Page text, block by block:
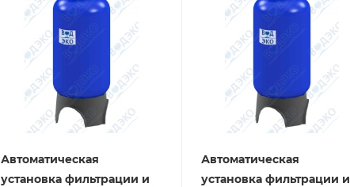
Автоматическая
установка фильтрации и
Автоматическая
установка фильтрации и